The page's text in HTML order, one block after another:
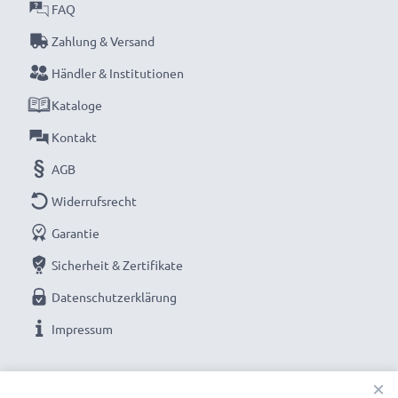
höchste Leistung und lange Lebensdauer zu
garantieren.
Jetzt bestellen – Schnelle Lieferung & 3 Jahren
Garantie!
FAQ
Zahlung & Versand
Händler & Institutionen
Kataloge
Kontakt
AGB
Widerrufsrecht
Garantie
Sicherheit & Zertifikate
Datenschutzerklärung
Impressum
×